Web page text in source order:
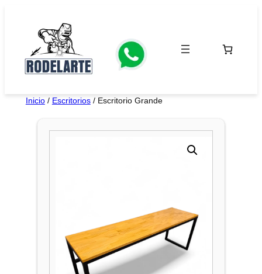
contenido
Inicio/ Escritorios/ Escritorio Grande